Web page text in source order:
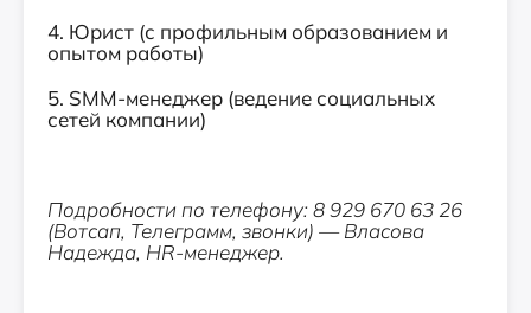
4. Юрист (с профильным образованием и
опытом работы)
5. SMM-менеджер (ведение социальных
сетей компании)
Подробности по телефону: 8 929 670 63 26
(Вотсап, Телеграмм, звонки) — Власова
Надежда, HR-менеджер.